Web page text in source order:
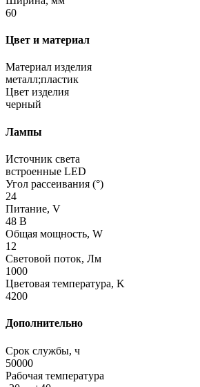
60
Цвет и материал
Материал изделия
металл;пластик
Цвет изделия
черный
Лампы
Источник света
встроенные LED
Угол рассеивания (°)
24
Питание, V
48 В
Общая мощность, W
12
Световой поток, Лм
1000
Цветовая температура, K
4200
Дополнительно
Срок службы, ч
50000
Рабочая температура